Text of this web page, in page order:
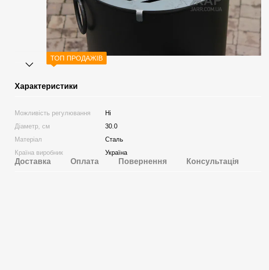
ТОП ПРОДАЖІВ
Характеристики
Можливість регулювання
Ні
Діаметр, см
30.0
Матеріал
Сталь
Країна виробник
Україна
Доставка Оплата Повернення Консультація